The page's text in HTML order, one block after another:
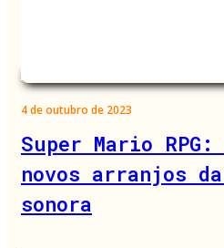
4 de outubro de 2023
Super Mario
novos arranjos
sonora